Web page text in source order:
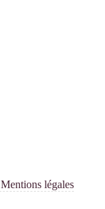
Mentions légales